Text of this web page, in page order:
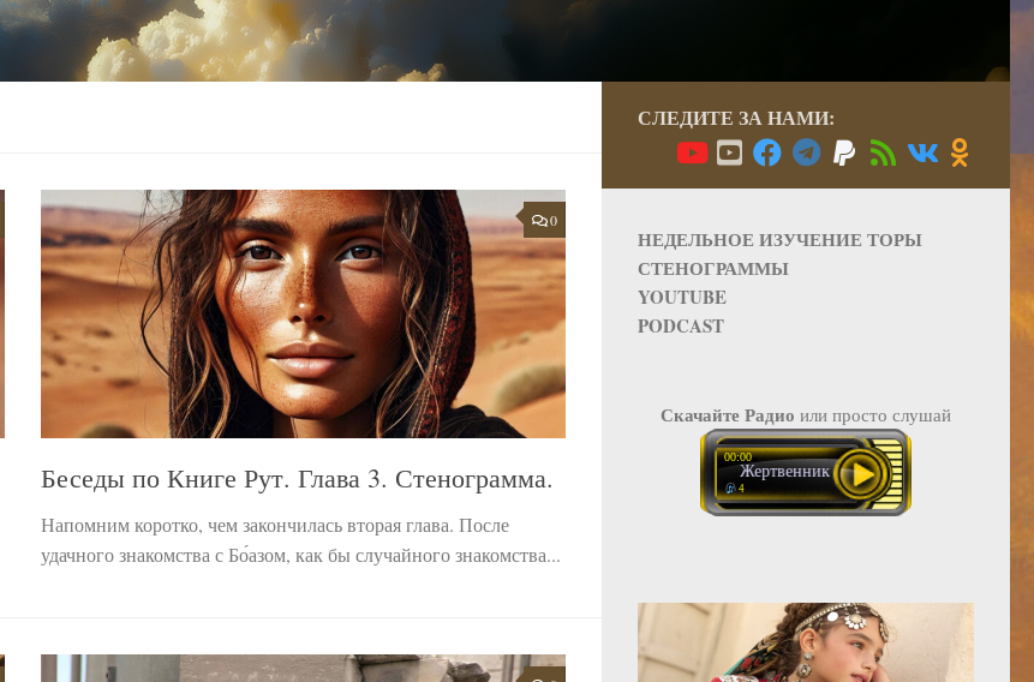
0
Беседы по Книге Рут. Глава 3. Стенограмма.
Напомним коротко, чем закончилась вторая глава. После
удачного знакомства с Бо́азом, как бы случайного знакомства...
СЛЕДИТЕ ЗА НАМИ:
НЕДЕЛЬНОЕ ИЗУЧЕНИЕ ТОРЫ
СТЕНОГРАММЫ
YOUTUBE
PODCAST
Скачайте Радио или просто слушай
Жертвенник воскурения.
00:00
4